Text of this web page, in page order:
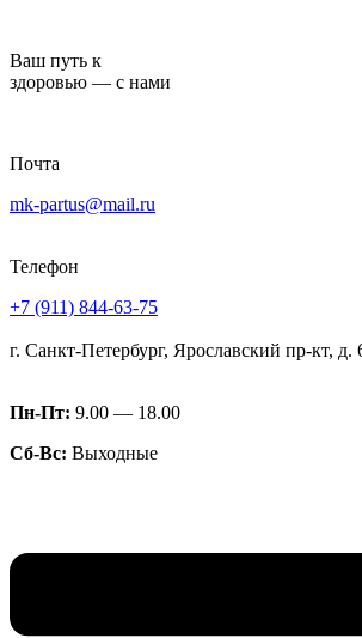
содержимому
Ваш путь к
здоровью — с нами
Почта
mk-partus@mail.ru
Телефон
+7 (911) 844-63-75
г. Санкт-Петербург, Ярославский пр-кт, д.
Пн-Пт: 9.00 — 18.00
Сб-Вс: Выходные